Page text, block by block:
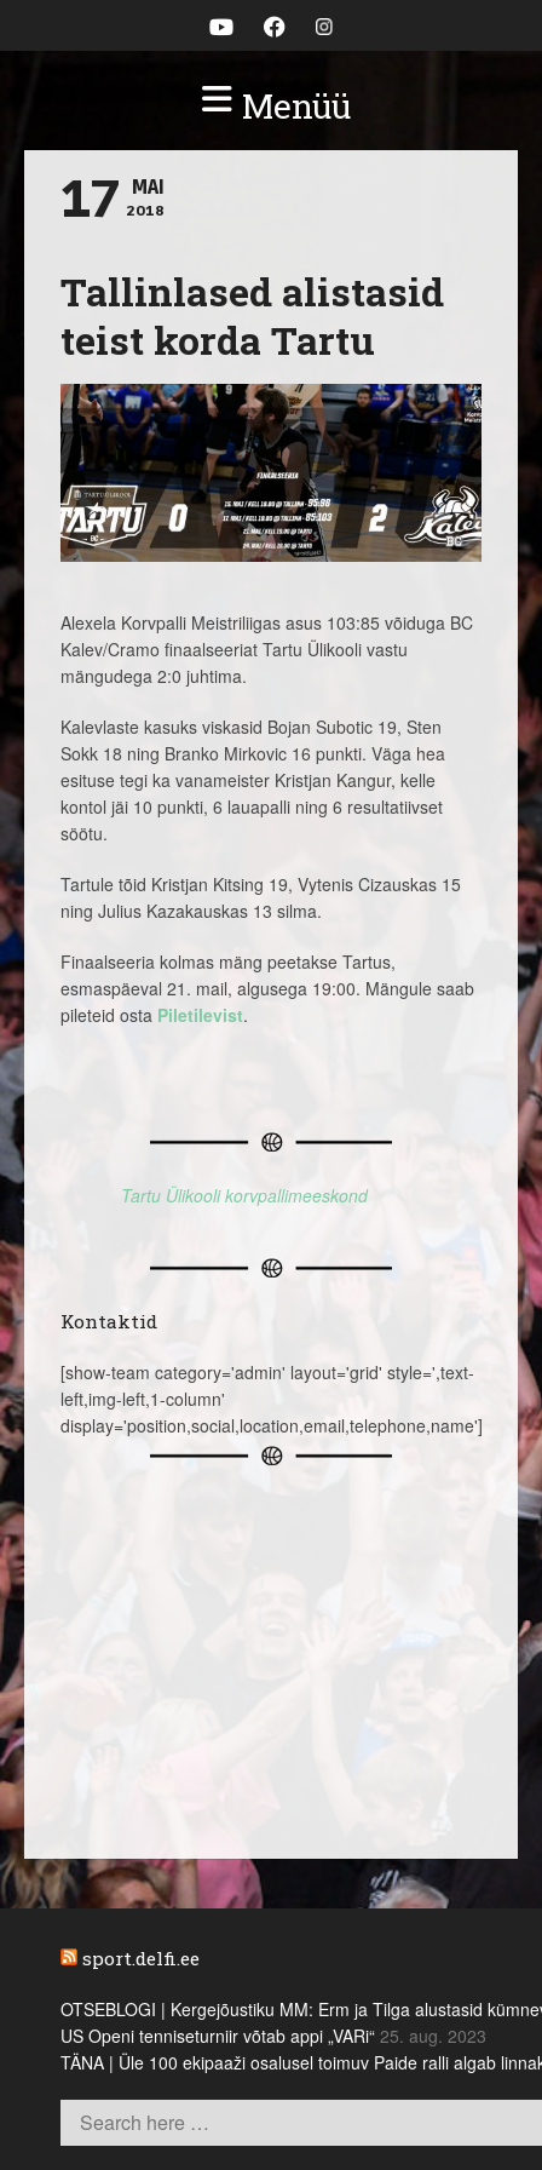
Menüü
17 MAI
2018
Tallinlased alistasid
teist korda Tartu
Alexela Korvpalli Meistriliigas asus 103:85 võiduga BC
Kalev/Cramo finaalseeriat Tartu Ülikooli vastu
mängudega 2:0 juhtima.
Kalevlaste kasuks viskasid Bojan Subotic 19, Sten
Sokk 18 ning Branko Mirkovic 16 punkti. Väga hea
esituse tegi ka vanameister Kristjan Kangur, kelle
kontol jäi 10 punkti, 6 lauapalli ning 6 resultatiivset
söötu.
Tartule tõid Kristjan Kitsing 19, Vytenis Cizauskas 15
ning Julius Kazakauskas 13 silma.
Finaalseeria kolmas mäng peetakse Tartus,
esmaspäeval 21. mail, algusega 19:00. Mängule saab
pileteid osta Piletilevist.
Tartu Ülikooli korvpallimeeskond
Kontaktid
[show-team category='admin' layout='grid' style=',text-
left,img-left,1-column'
display='position,social,location,email,telephone,name']
sport.delfi.ee
OTSEBLOGI | Kergejõustiku MM: Erm ja Tilga alustasid
US Openi tenniseturniir võtab appi „VARi“ 25. aug. 2023
TÄNA | Üle 100 ekipaaži osalusel toimuv Paide ralli algab